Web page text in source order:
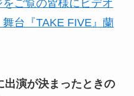
ご覧の皆様にビデオ
台『TAKE FIVE』蘭
演が決まったときの